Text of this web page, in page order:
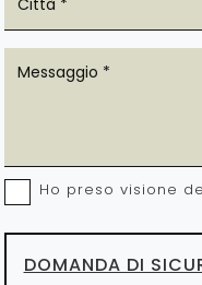
Ho preso visione
DOMANDA DI